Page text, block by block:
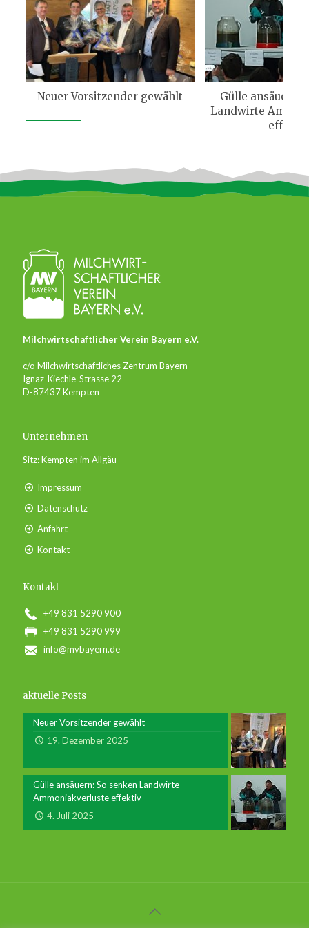
Neuer Vorsitzender gewählt
Gülle ansäuern:
Landwirte
effektiv
Milchwirtschaftlicher Verein Bayern e.V.
c/o Milchwirtschaftliches Zentrum Bayern
Ignaz-Kiechle-Strasse 22
D-87437 Kempten
Unternehmen
Sitz: Kempten im Allgäu
Impressum
Datenschutz
Anfahrt
Kontakt
Kontakt
+49 831 5290 900
+49 831 5290 999
info@mvbayern.de
aktuelle Posts
Neuer Vorsitzender gewählt
19. Dezember 2025
Gülle ansäuern: So senken Landwirte
Ammoniakverluste effektiv
4. Juli 2025